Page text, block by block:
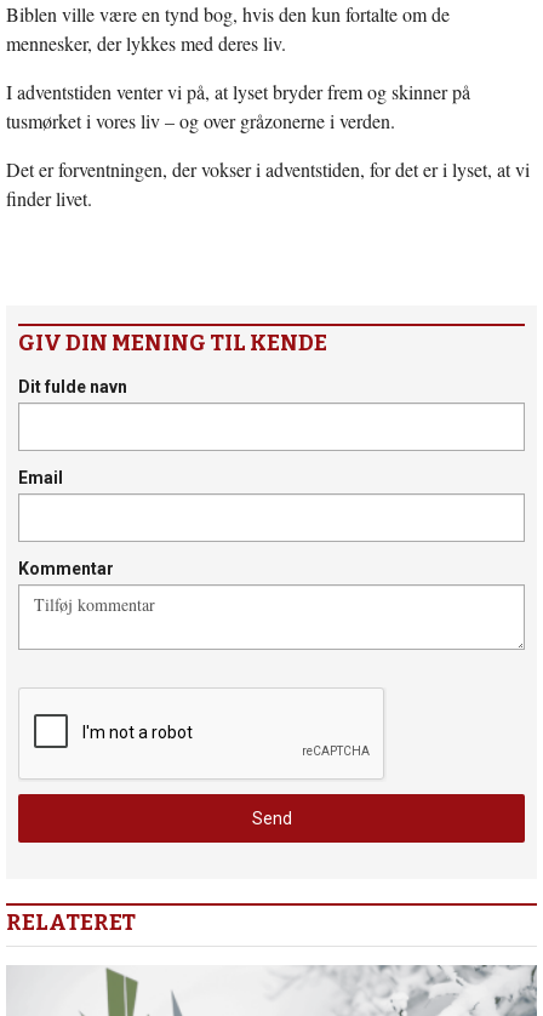
Biblen ville være en tynd bog, hvis den kun fortalte om de
mennesker, der lykkes med deres liv.
I adventstiden venter vi på, at lyset bryder frem og skinner på
tusmørket i vores liv – og over gråzonerne i verden.
Det er forventningen, der vokser i adventstiden, for det er i lyset, at vi
finder livet.
GIV DIN MENING TIL KENDE
Dit fulde navn
Email
Kommentar
RELATERET